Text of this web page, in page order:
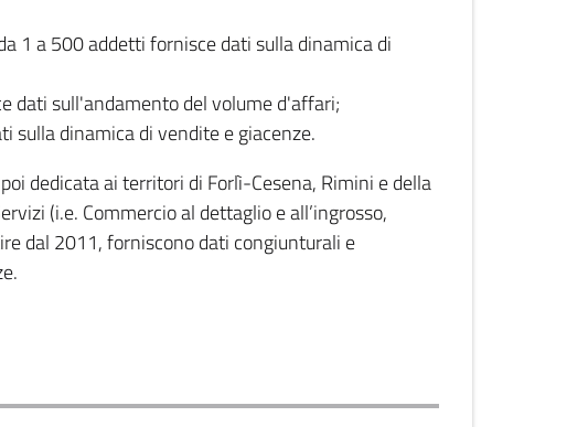
1 a 500 addetti fornisce dati sulla dinamica di
dati sull'andamento del volume d'affari;
sulla dinamica di vendite e giacenze.
dedicata ai territori di Forlì-Cesena, Rimini e della
(i.e. Commercio al dettaglio e all’ingrosso,
dal 2011, forniscono dati congiunturali e